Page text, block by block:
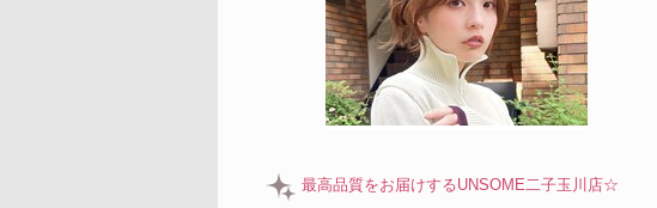
最高品質をお届けするUNSOME二子玉川店☆